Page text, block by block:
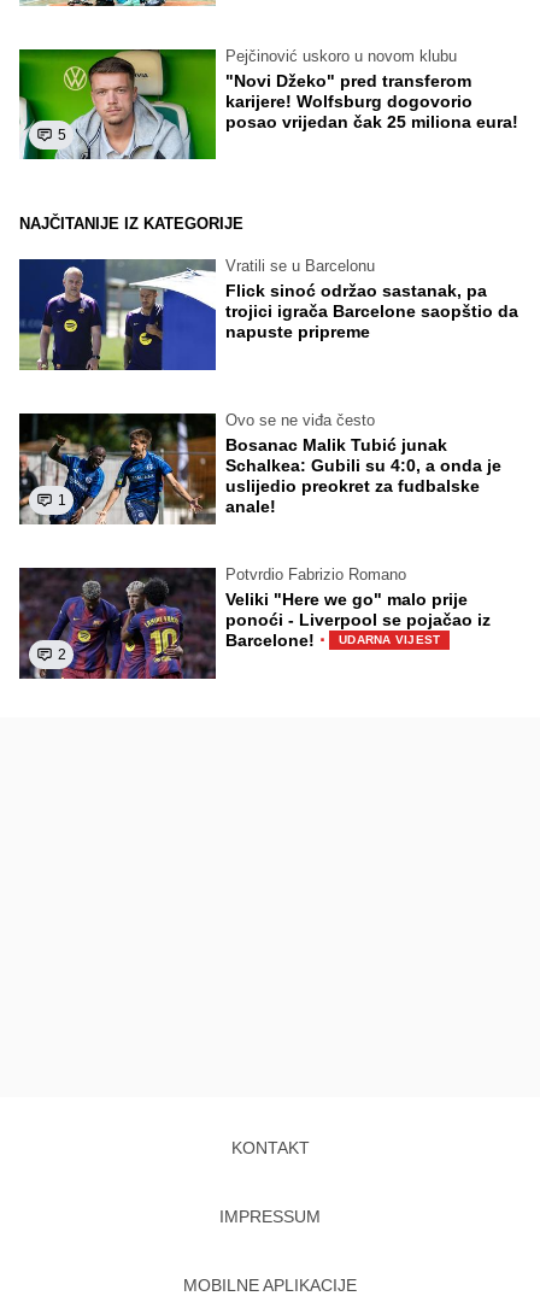
5
Pejčinović uskoro u novom klubu
"Novi Džeko" pred transferom
karijere! Wolfsburg dogovorio
posao vrijedan čak 25 miliona eura!
NAJČITANIJE IZ KATEGORIJE
Vratili se u Barcelonu
Flick sinoć održao sastanak, pa
trojici igrača Barcelone saopštio da
napuste pripreme
1
Ovo se ne viđa često
Bosanac Malik Tubić junak
Schalkea: Gubili su 4:0, a onda je
uslijedio preokret za fudbalske
anale!
2
Potvrdio Fabrizio Romano
Veliki "Here we go" malo prije
ponoći - Liverpool se pojačao iz
Barcelone! · UDARNA VIJEST
KONTAKT
IMPRESSUM
MOBILNE APLIKACIJE